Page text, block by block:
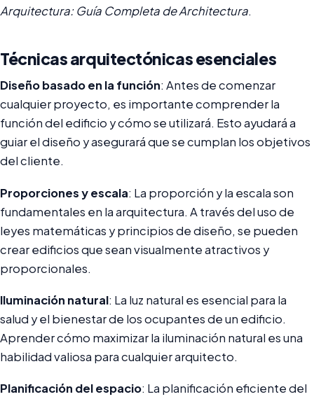
Arquitectura: Guía Completa de Architectura.
Técnicas arquitectónicas esenciales
Diseño basado en la función: Antes de comenzar
cualquier proyecto, es importante comprender la
función del edificio y cómo se utilizará. Esto ayudará a
guiar el diseño y asegurará que se cumplan los objetivos
del cliente.
Proporciones y escala: La proporción y la escala son
fundamentales en la arquitectura. A través del uso de
leyes matemáticas y principios de diseño, se pueden
crear edificios que sean visualmente atractivos y
proporcionales.
Iluminación natural: La luz natural es esencial para la
salud y el bienestar de los ocupantes de un edificio.
Aprender cómo maximizar la iluminación natural es una
habilidad valiosa para cualquier arquitecto.
Planificación del espacio: La planificación eficiente del